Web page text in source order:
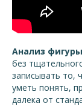
Анализ
без
записывать то,
уметь понять,
далека от